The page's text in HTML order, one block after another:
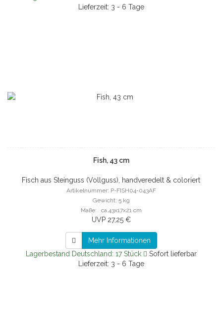
Lieferzeit: 3 - 6 Tage
Fish, 43 cm
Fisch aus Steinguss (Vollguss), handveredelt & coloriert
Artikelnummer: P-FISH04-043AF
Gewicht: 5 kg
Maße: ca.43x17x21 cm
UVP 27,25 €
Mehr Informationen
Lagerbestand Deutschland: 17 Stück
Sofort lieferbar
Lieferzeit: 3 - 6 Tage